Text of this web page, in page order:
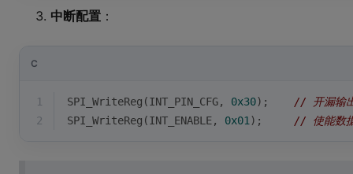
中断配置 ：
C
1 SPI_WriteReg(INT_PIN_CFG, 0x30); // 开漏输
2
SPI_WriteReg(INT_ENABLE, 0x01 ); // 使能数